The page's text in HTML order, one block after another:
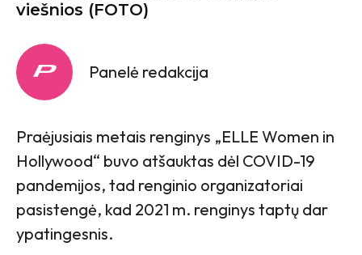
viešnios (FOTO)
Panelė redakcija
Praėjusiais metais renginys „ELLE Women in
Hollywood“ buvo atšauktas dėl COVID-19
pandemijos, tad renginio organizatoriai
pasistengė, kad 2021 m. renginys taptų dar
ypatingesnis.